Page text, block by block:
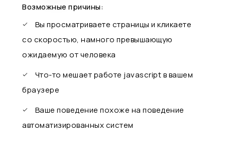
Возможные причины:
Вы просматриваете страницы и кликаете
со скоростью, намного превышающую
ожидаемую от человека
Что-то мешает работе javascript в вашем
браузере
Ваше поведение похоже на поведение
автоматизированных систем